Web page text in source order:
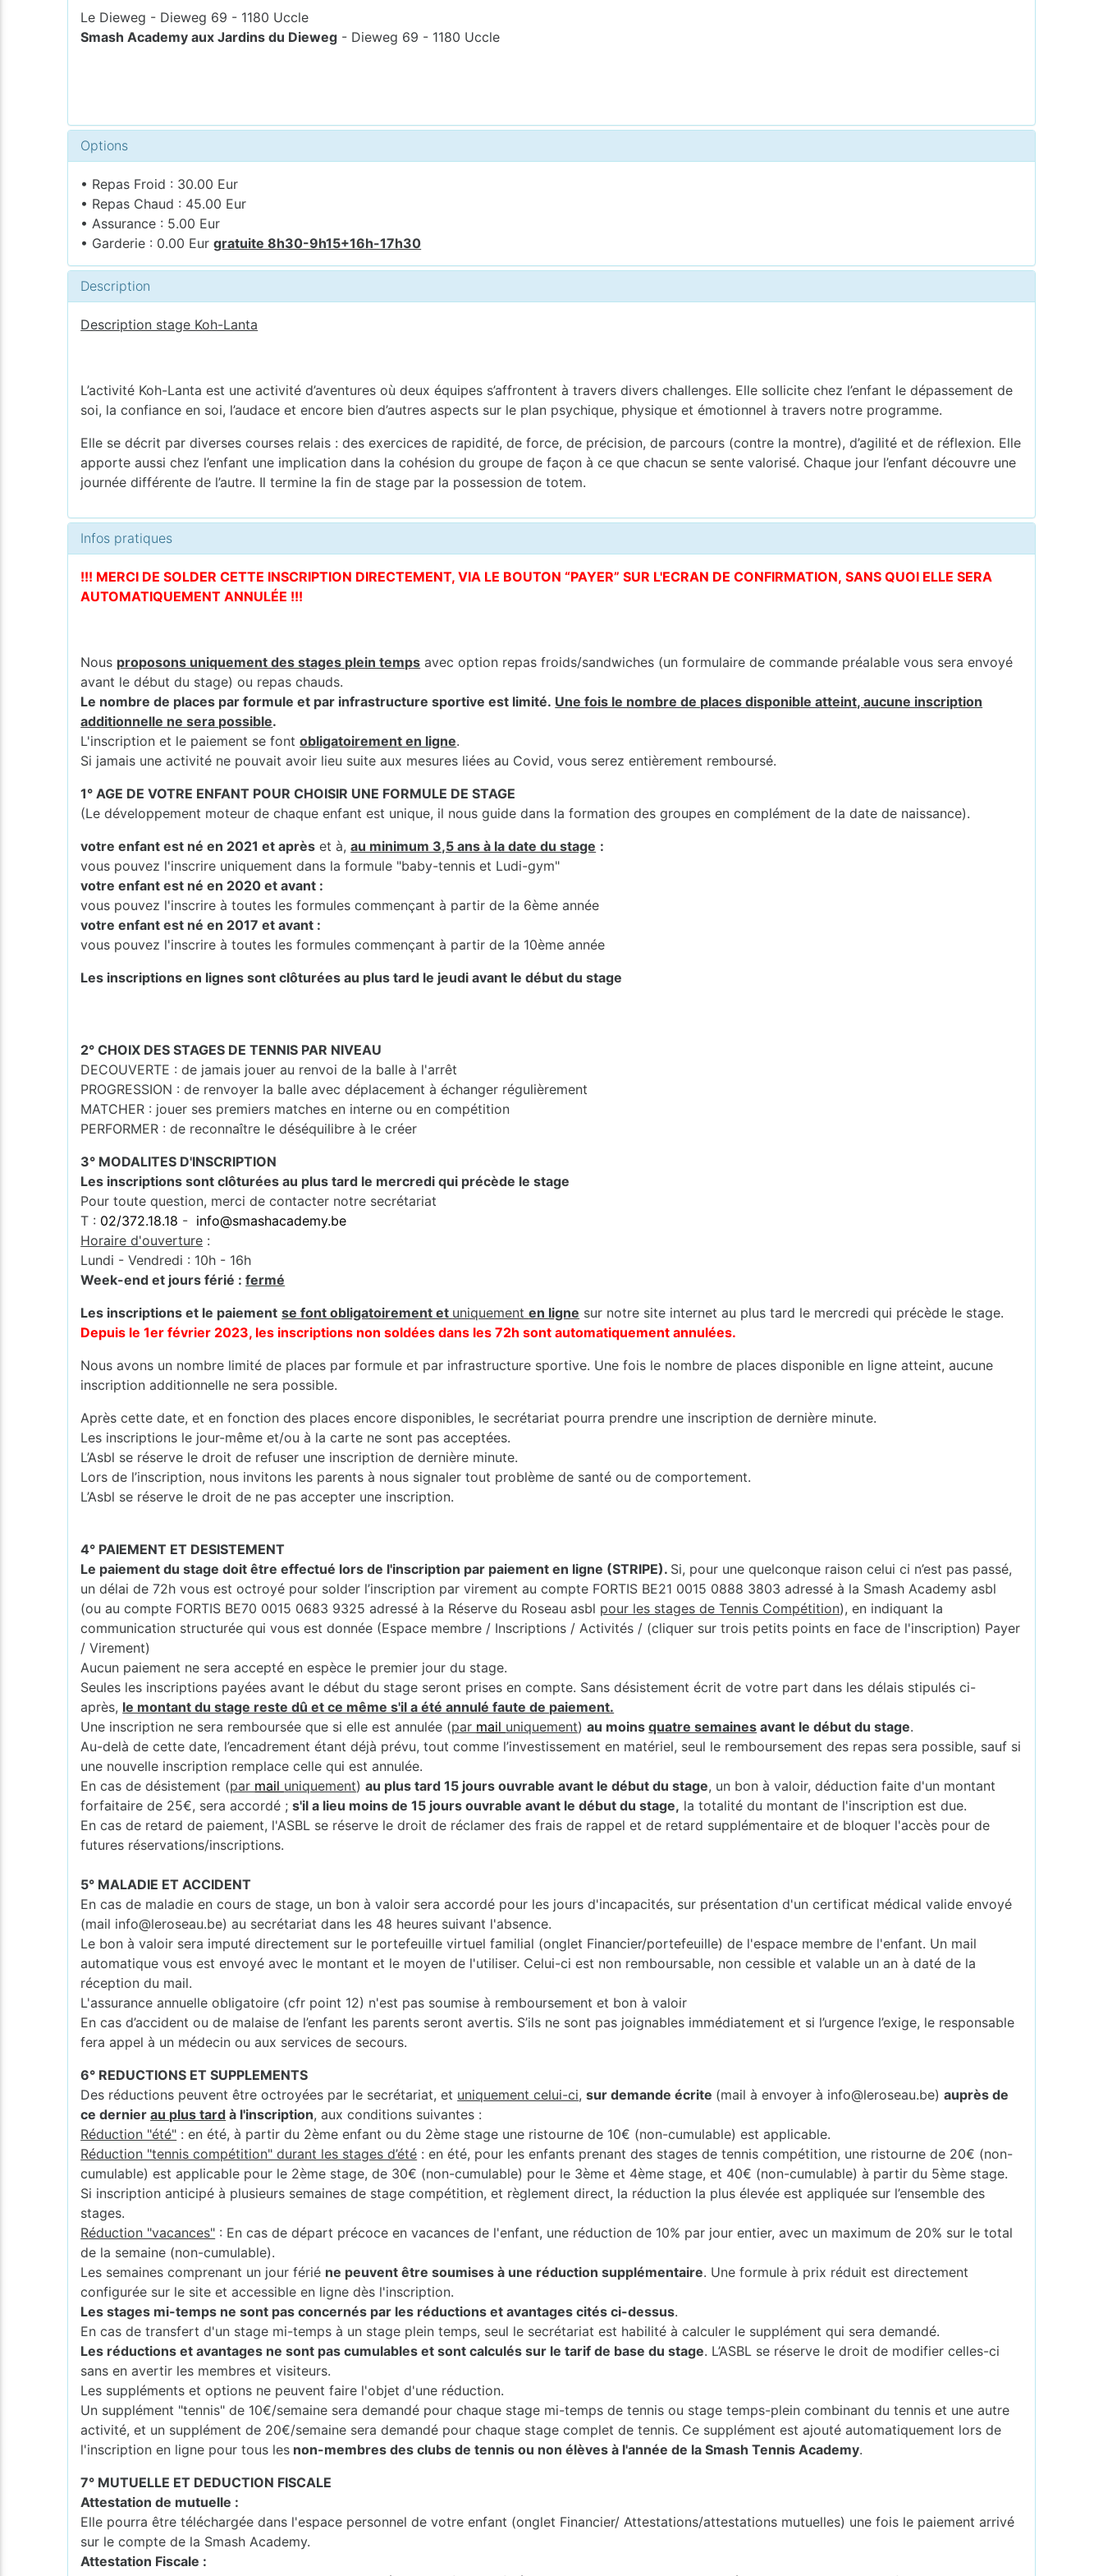
Le Dieweg - Dieweg 69 - 1180 Uccle
Smash Academy aux Jardins du Dieweg - Dieweg 69 - 1180 Uccle
Options
• Repas Froid : 30.00 Eur
• Repas Chaud : 45.00 Eur
• Assurance : 5.00 Eur
• Garderie : 0.00 Eurgratuite 8h30-9h15+16h-17h30
Description
Description stage Koh-Lanta
L’activité Koh-Lanta est une activité d’aventures où deux équipes s’affrontent à travers divers challenges. Elle sollicite chez l’enfant le dépassement de
soi, la confiance en soi, l’audace et encore bien d’autres aspects sur le plan psychique, physique et émotionnel à travers notre programme.
Elle se décrit par diverses courses relais : des exercices de rapidité, de force, de précision, de parcours (contre la montre), d’agilité et de réflexion. Elle
apporte aussi chez l’enfant une implication dans la cohésion du groupe de façon à ce que chacun se sente valorisé. Chaque jour l’enfant découvre une
journée différente de l’autre. Il termine la fin de stage par la possession de totem.
Infos pratiques
!!! MERCI DE SOLDER CETTE INSCRIPTION DIRECTEMENT, VIA LE BOUTON “PAYER” SUR L'ECRAN DE CONFIRMATION, SANS QUOI ELLE SERA
AUTOMATIQUEMENT ANNULÉE !!!
Nous proposons uniquement des stages plein temps avec option repas froids/sandwiches (un formulaire de commande préalable vous sera envoyé
avant le début du stage) ou repas chauds.
Le nombre de places par formule et par infrastructure sportive est limité. Une fois le nombre de places disponible atteint, aucune inscription
additionnelle ne sera possible.
L'inscription et le paiement se fontobligatoirement en ligne.
Si jamais une activité ne pouvait avoir lieu suite aux mesures liées au Covid, vous serez entièrement remboursé.
1° AGE DE VOTRE ENFANT POUR CHOISIR UNE FORMULE DE STAGE
(Le développement moteur de chaque enfant est unique, il nous guide dans la formation des groupes en complément de la date de naissance).
votre enfant est né en 2021 et après et à,au minimum 3,5 ans à la date du stage :
vous pouvez l'inscrire uniquement dans la formule "baby-tennis et Ludi-gym"
votre enfant est né en 2020 et avant :
vous pouvez l'inscrire à toutes les formules commençant à partir de la 6ème année
votre enfant est né en 2017 et avant :
vous pouvez l'inscrire à toutes les formules commençant à partir de la 10ème année
Les inscriptions en lignes sont clôturées au plus tard le jeudi avant le début du stage
2° CHOIX DES STAGES DE TENNIS PAR NIVEAU
DECOUVERTE : de jamais jouer au renvoi de la balle à l'arrêt
PROGRESSION : de renvoyer la balle avec déplacement à échanger régulièrement
MATCHER : jouer ses premiers matches en interne ou en compétition
PERFORMER : de reconnaître le déséquilibre à le créer
3° MODALITES D'INSCRIPTION
Les inscriptions sont clôturées au plus tard le mercredi qui précède le stage
Pour toute question, merci de contacter notre secrétariat
T : 02/372.18.18 - info@smashacademy.be
Horaire d'ouverture :
Lundi - Vendredi : 10h - 16h
Week-end et jours férié :fermé
Les inscriptions et le paiement se font obligatoirement et uniquementen ligne sur notre site internet au plus tard le mercredi qui précède le stage.
Depuis le 1er février 2023, les inscriptions non soldées dans les 72h sont automatiquement annulées.
Nous avons un nombre limité de places par formule et par infrastructure sportive. Une fois le nombre de places disponible en ligne atteint, aucune
inscription additionnelle ne sera possible.
Après cette date, et en fonction des places encore disponibles, le secrétariat pourra prendre une inscription de dernière minute.
Les inscriptions le jour-même et/ou à la carte ne sont pas acceptées.
L’Asbl se réserve le droit de refuser une inscription de dernière minute.
Lors de l’inscription, nous invitons les parents à nous signaler tout problème de santé ou de comportement.
L’Asbl se réserve le droit de ne pas accepter une inscription.
4° PAIEMENT ET DESISTEMENT
Le paiement du stage doit être effectué lors de l'inscription par paiement en ligne (STRIPE). Si, pour une quelconque raison celui ci n’est pas passé,
un délai de 72h vous est octroyé pour solder l’inscription par virement au compte FORTIS BE21 0015 0888 3803 adressé à la Smash Academy asbl
(ou au compte FORTIS BE70 0015 0683 9325 adressé à la Réserve du Roseau asbl pour les stages de Tennis Compétition), en indiquant la
communication structurée qui vous est donnée (Espace membre / Inscriptions / Activités / (cliquer sur trois petits points en face de l'inscription) Payer
/ Virement)
Aucun paiement ne sera accepté en espèce le premier jour du stage.
Seules les inscriptions payées avant le début du stage seront prises en compte. Sans désistement écrit de votre part dans les délais stipulés ci-
après, le montant du stage reste dû et ce même s'il a été annulé faute de paiement.
Une inscription ne sera remboursée que si elle est annulée (par mail uniquement)au moinsquatre semaines avant le début du stage.
Au-delà de cette date, l’encadrement étant déjà prévu, tout comme l’investissement en matériel, seul le remboursement des repas sera possible, sauf si
une nouvelle inscription remplace celle qui est annulée.
En cas de désistement (par mail uniquement)au plus tard 15 jours ouvrable avant le début du stage, un bon à valoir, déduction faite d'un montant
forfaitaire de 25€, sera accordé ;s'il a lieu moins de 15 jours ouvrable avant le début du stage, la totalité du montant de l'inscription est due.
En cas de retard de paiement, l'ASBL se réserve le droit de réclamer des frais de rappel et de retard supplémentaire et de bloquer l'accès pour de
futures réservations/inscriptions.
5° MALADIE ET ACCIDENT
En cas de maladie en cours de stage, un bon à valoir sera accordé pour les jours d'incapacités, sur présentation d'un certificat médical valide envoyé
(mail info@leroseau.be) au secrétariat dans les 48 heures suivant l'absence.
Le bon à valoir sera imputé directement sur le portefeuille virtuel familial (onglet Financier/portefeuille) de l'espace membre de l'enfant. Un mail
automatique vous est envoyé avec le montant et le moyen de l'utiliser. Celui-ci est non remboursable, non cessible et valable un an à daté de la
réception du mail.
L'assurance annuelle obligatoire (cfr point 12) n'est pas soumise à remboursement et bon à valoir
En cas d’accident ou de malaise de l’enfant les parents seront avertis. S’ils ne sont pas joignables immédiatement et si l’urgence l’exige, le responsable
fera appel à un médecin ou aux services de secours.
6° REDUCTIONS ET SUPPLEMENTS
Des réductions peuvent être octroyées par le secrétariat, et uniquement celui-ci,sur demande écrite (mail à envoyer à info@leroseau.be)auprès de
ce dernierau plus tard à l'inscription, aux conditions suivantes :
Réduction "été" : en été, à partir du 2ème enfant ou du 2ème stage une ristourne de 10€ (non-cumulable) est applicable.
Réduction "tennis compétition" durant les stages d’été : en été, pour les enfants prenant des stages de tennis compétition, une ristourne de 20€ (non-
cumulable) est applicable pour le 2ème stage, de 30€ (non-cumulable) pour le 3ème et 4ème stage, et 40€ (non-cumulable) à partir du 5ème stage.
Si inscription anticipé à plusieurs semaines de stage compétition, et règlement direct, la réduction la plus élevée est appliquée sur l’ensemble des
stages.
Réduction "vacances" : En cas de départ précoce en vacances de l'enfant, une réduction de 10% par jour entier, avec un maximum de 20% sur le total
de la semaine (non-cumulable).
Les semaines comprenant un jour férié ne peuvent être soumises à une réduction supplémentaire. Une formule à prix réduit est directement
configurée sur le site et accessible en ligne dès l'inscription.
Les stages mi-temps ne sont pas concernés par les réductions et avantages cités ci-dessus.
En cas de transfert d'un stage mi-temps à un stage plein temps, seul le secrétariat est habilité à calculer le supplément qui sera demandé.
Les réductions et avantages ne sont pas cumulables et sont calculés sur le tarif de base du stage. L’ASBL se réserve le droit de modifier celles-ci
sans en avertir les membres et visiteurs.
Les suppléments et options ne peuvent faire l'objet d'une réduction.
Un supplément "tennis" de 10€/semaine sera demandé pour chaque stage mi-temps de tennis ou stage temps-plein combinant du tennis et une autre
activité, et un supplément de 20€/semaine sera demandé pour chaque stage complet de tennis. Ce supplément est ajouté automatiquement lors de
l'inscription en ligne pour tous les non-membres des clubs de tennis ou non élèves à l'année de la Smash Tennis Academy.
7° MUTUELLE ET DEDUCTION FISCALE
Attestation de mutuelle :
Elle pourra être téléchargée dans l'espace personnel de votre enfant (onglet Financier/ Attestations/attestations mutuelles) une fois le paiement arrivé
sur le compte de la Smash Academy.
Attestation Fiscale :